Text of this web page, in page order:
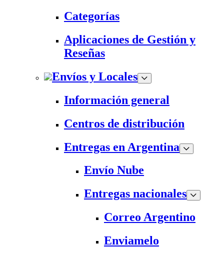
Categorías
Aplicaciones de Gestión y
Reseñas
Envíos y Locales
Información general
Centros de distribución
Entregas en Argentina
Envío Nube
Entregas nacionales
Correo Argentino
Enviamelo